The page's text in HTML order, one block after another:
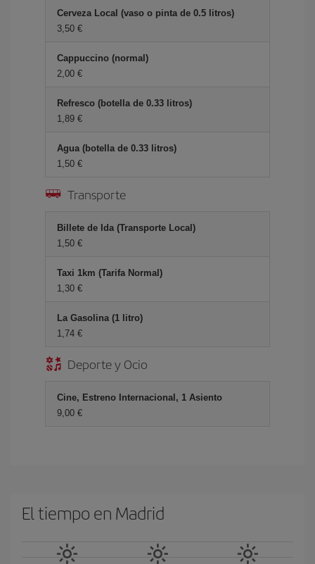
Cerveza Local (vaso o pinta de 0.5 litros)
3,50 €
Cappuccino (normal)
2,00 €
Refresco (botella de 0.33 litros)
1,89 €
Agua (botella de 0.33 litros)
1,50 €
Transporte
Billete de Ida (Transporte Local)
1,50 €
Taxi 1km (Tarifa Normal)
1,30 €
La Gasolina (1 litro)
1,74 €
Deporte y Ocio
Cine, Estreno Internacional, 1 Asiento
9,00 €
El tiempo en Madrid